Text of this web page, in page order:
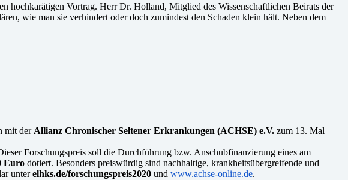
hochkarätigen Vortrag. Herr Dr. Holland, Mitglied des Wissenschaftlichen Beirats der
wie man sie verhindert oder doch zumindest den Schaden klein hält. Neben dem
mit der Allianz Chronischer Seltener Erkrankungen (ACHSE) e.V. zum 13. Mal
Forschungspreis soll die Durchführung bzw. Anschubfinanzierung eines am
Euro dotiert. Besonders preiswürdig sind nachhaltige, krankheitsübergreifende und
unterelhks.de/forschungspreis2020 und www.achse-online.de.